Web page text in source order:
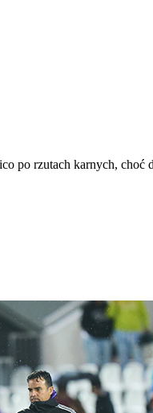
po rzutach karnych, choć